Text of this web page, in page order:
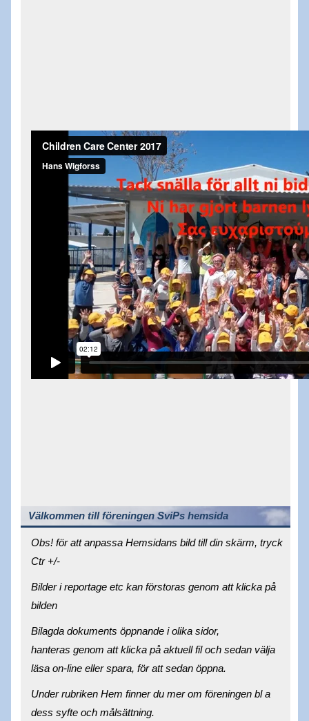
Välkommen till föreningen SviPs hemsida
Obs! för att anpassa Hemsidans bild till din skärm, tryck
Ctr +/-
Bilder i reportage etc kan förstoras genom att klicka på
bilden
Bilagda dokuments öppnande i olika sidor,
hanteras genom att klicka på aktuell fil och sedan välja
läsa on-line eller spara, för att sedan öppna.
Under rubriken Hem finner du mer om föreningen bl a
dess syfte och målsättning.